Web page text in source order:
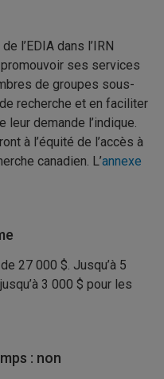
l’EDIA dans l’IRN
ses services
de groupes sous-
recherche et en faciliter
leur demande l’indique.
à l’équité de l’accès à
canadien. L’annexe
27 000 $. Jusqu’à 5
3 000 $ pour les
: non